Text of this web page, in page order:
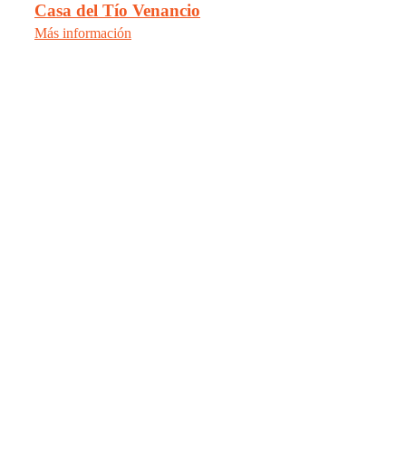
Casa del Tío Venancio
Más información